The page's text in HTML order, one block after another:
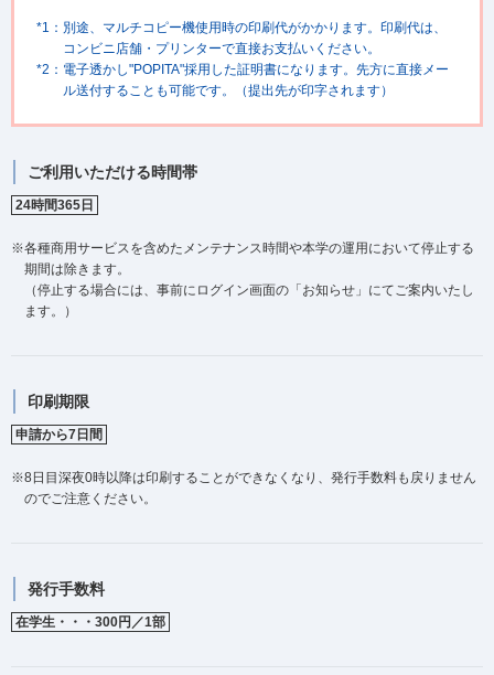
*1：別途、マルチコピー機使用時の印刷代がかかります。印刷代は、
コンビニ店舗・プリンターで直接お支払いください。
*2：電子透かし"POPITA"採用した証明書になります。先方に直接メー
ル送付することも可能です。（提出先が印字されます）
ご利用いただける時間帯
24時間365日
※各種商用サービスを含めたメンテナンス時間や本学の運用において停止する
期間は除きます。
（停止する場合には、事前にログイン画面の「お知らせ」にてご案内いたし
ます。）
印刷期限
申請から7日間
※8日目深夜0時以降は印刷することができなくなり、発行手数料も戻りません
のでご注意ください。
発行手数料
在学生・・・300円／1部